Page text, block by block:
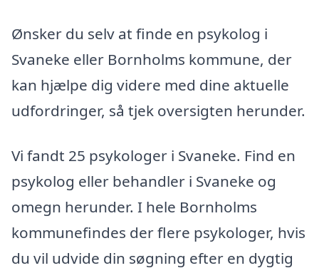
Ønsker du selv at finde en psykolog i
Svaneke eller Bornholms kommune, der
kan hjælpe dig videre med dine aktuelle
udfordringer, så tjek oversigten herunder.
Vi fandt 25 psykologer i Svaneke. Find en
psykolog eller behandler i Svaneke og
omegn herunder. I hele Bornholms
kommunefindes der flere psykologer, hvis
du vil udvide din søgning efter en dygtig